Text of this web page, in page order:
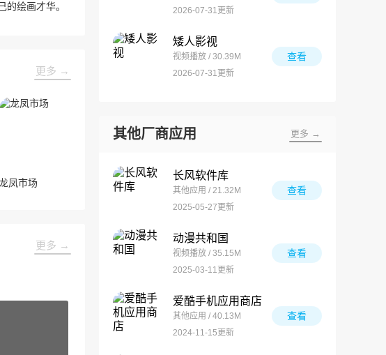
绘画才华。
更多 →
凤市场
更多 →
2026-07-31更新
矮人影视
视频播放 / 30.39M
2026-07-31更新
查看
其他厂商应用 更多 →
长风软件库
其他应用 / 21.32M
2025-05-27更新
查看
动漫共和国
视频播放 / 35.15M
2025-03-11更新
查看
爱酷手机应用商店
其他应用 / 40.13M
2024-11-15更新
查看